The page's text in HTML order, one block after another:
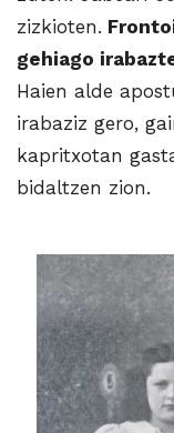
zizkioten.
gehiago
Haien alde
irabaziz gero,
kapritxotan
bidal­tzen zion.